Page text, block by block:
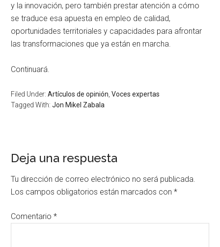
y la innovación, pero también prestar atención a cómo
se traduce esa apuesta en empleo de calidad,
oportunidades territoriales y capacidades para afrontar
las transformaciones que ya están en marcha.
Continuará.
Filed Under:Artículos de opinión ,Voces expertas
Tagged With:Jon Mikel Zabala
Deja una respuesta
Tu dirección de correo electrónico no será publicada.
Los campos obligatorios están marcados con*
Comentario*